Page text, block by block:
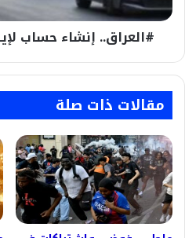
#العراق.. إنشاء حساب
مقالات ذات صلة